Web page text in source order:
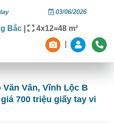
03/06/2026
Bắc | 4x12=48 m²
Vân, Vĩnh Lộc B
700 triệu giấy tay vi